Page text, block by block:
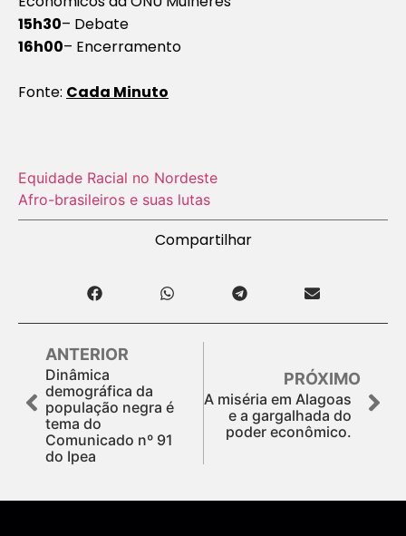
15h30– Debate
16h00– Encerramento
Fonte: Cada Minuto
Equidade Racial no Nordeste
Afro-brasileiros e suas lutas
Compartilhar
ANTERIOR
Dinâmica
demográfica da
população negra é
tema do
Comunicado nº 91
do Ipea
PRÓXIMO
A miséria em Alagoas
e a gargalhada do
poder econômico.